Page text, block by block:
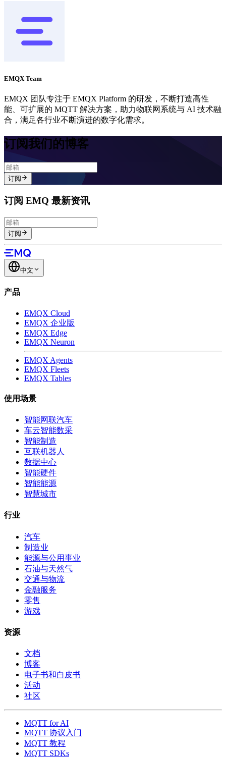
EMQX Team
EMQX 团队专注于 EMQX Platform 的研发，不断打造高性
能、可扩展的 MQTT 解决方案，助力物联网系统与 AI 技术融
合，满足各行业不断演进的数字化需求。
订阅我们的博客
订阅
订阅 EMQ 最新资讯
订阅
中文
产品
EMQX Cloud
EMQX 企业版
EMQX Edge
EMQX Neuron
EMQX Agents
EMQX Fleets
EMQX Tables
使用场景
智能网联汽车
车云智能数采
智能制造
互联机器人
数据中心
智能硬件
智能能源
智慧城市
行业
汽车
制造业
能源与公用事业
石油与天然气
交通与物流
金融服务
零售
游戏
资源
文档
博客
电子书和白皮书
活动
社区
MQTT for AI
MQTT 协议入门
MQTT 教程
MQTT SDKs